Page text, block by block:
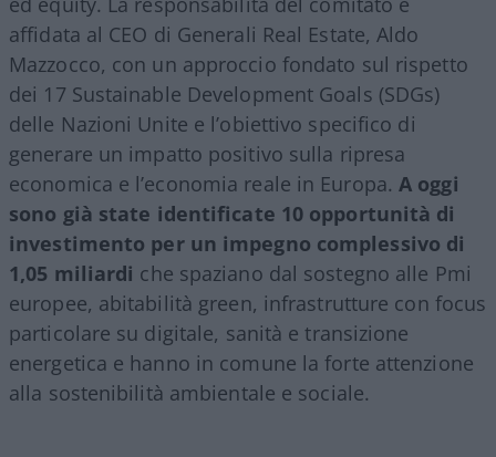
affidata al CEO di Generali Real Estate, Aldo
Mazzocco, con un approccio fondato sul rispetto
dei 17 Sustainable Development Goals (SDGs)
delle Nazioni Unite e l’obiettivo specifico di
generare un impatto positivo sulla ripresa
economica e l’economia reale in Europa.A oggi
sono già state identificate 10 opportunità di
investimento per un impegno complessivo di
1,05 miliardi che spaziano dal sostegno alle Pmi
europee, abitabilità green, infrastrutture con focus
particolare su digitale, sanità e transizione
energetica e hanno in comune la forte attenzione
alla sostenibilità ambientale e sociale.